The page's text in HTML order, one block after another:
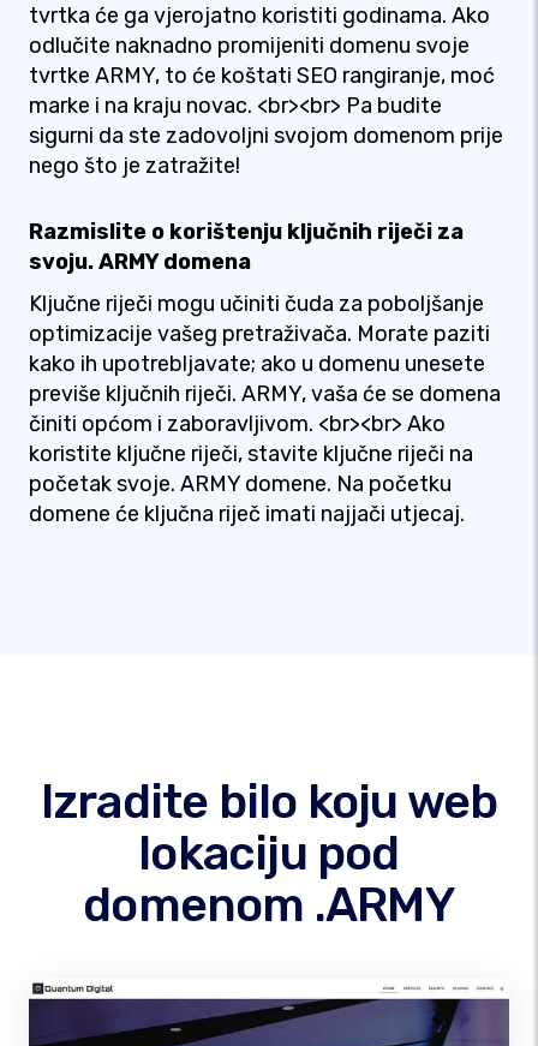
tvrtka će ga vjerojatno koristiti godinama. Ako
odlučite naknadno promijeniti domenu svoje
tvrtke ARMY, to će koštati SEO rangiranje, moć
marke i na kraju novac. <br><br> Pa budite
sigurni da ste zadovoljni svojom domenom prije
nego što je zatražite!
Razmislite o korištenju ključnih riječi za
svoju. ARMY domena
Ključne riječi mogu učiniti čuda za poboljšanje
optimizacije vašeg pretraživača. Morate paziti
kako ih upotrebljavate; ako u domenu unesete
previše ključnih riječi. ARMY, vaša će se domena
činiti općom i zaboravljivom. <br><br> Ako
koristite ključne riječi, stavite ključne riječi na
početak svoje. ARMY domene. Na početku
domene će ključna riječ imati najjači utjecaj.
Izradite bilo koju web
lokaciju pod
domenom .ARMY